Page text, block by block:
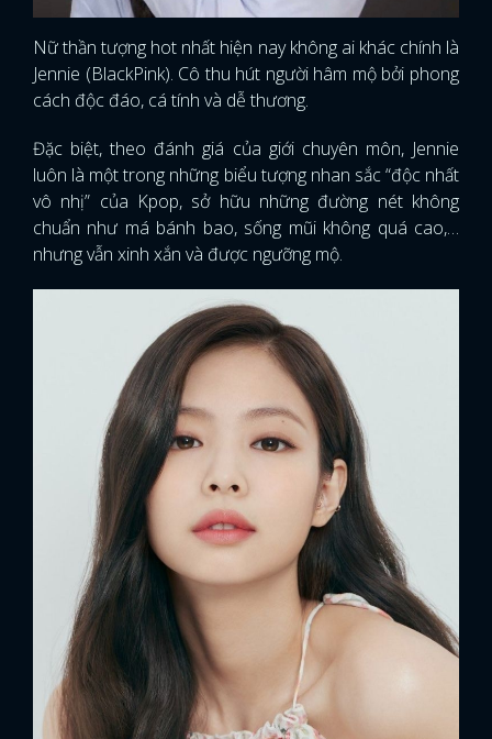
Nữ thần tượng hot nhất hiện nay không ai khác chính là
Jennie (BlackPink). Cô thu hút người hâm mộ bởi phong
cách độc đáo, cá tính và dễ thương.
Đặc biệt, theo đánh giá của giới chuyên môn, Jennie
luôn là một trong những biểu tượng nhan sắc “độc nhất
vô nhị” của Kpop, sở hữu những đường nét không
chuẩn như má bánh bao, sống mũi không quá cao,…
nhưng vẫn xinh xắn và được ngưỡng mộ.